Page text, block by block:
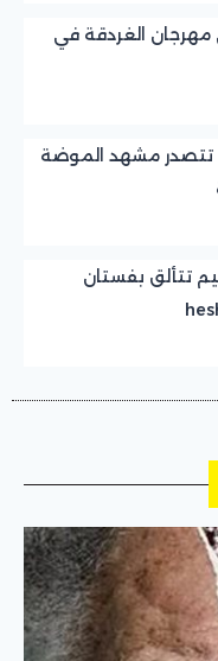
الغردقة في
أحذية LOEWE الـMule تتصدر مشهد الموضة
تتألق بفستان